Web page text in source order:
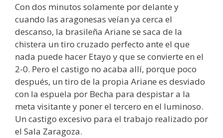
Con dos minutos solamente por delante y
cuando las aragonesas veían ya cerca el
descanso, la brasileña Ariane se saca de la
chistera un tiro cruzado perfecto ante el que
nada puede hacer Etayo y que se convierte en el
2-0. Pero el castigo no acaba allí, porque poco
después, un tiro de la propia Ariane es desviado
con la espuela por Becha para despistar a la
meta visitante y poner el tercero en el luminoso.
Un castigo excesivo para el trabajo realizado por
el Sala Zaragoza.